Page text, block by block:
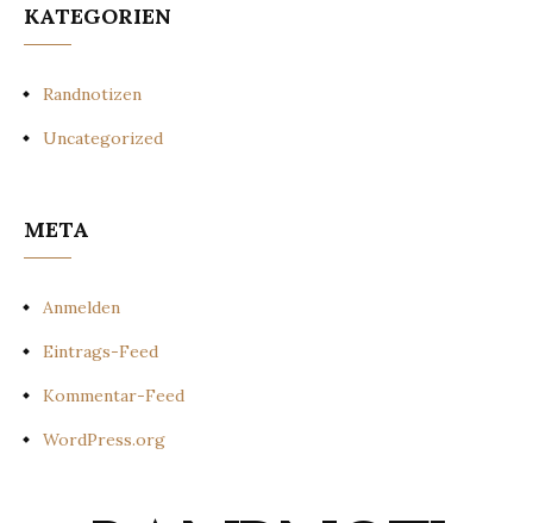
KATEGORIEN
Randnotizen
Uncategorized
META
Anmelden
Eintrags-Feed
Kommentar-Feed
WordPress.org